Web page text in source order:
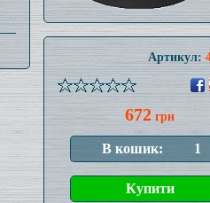
Артикул:
672 грн